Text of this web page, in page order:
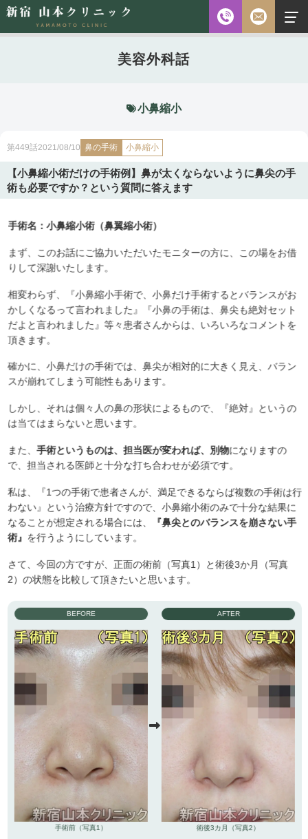
お電話
ご予約前に必ず下記のページをご確認ください。
ご予約について
※初診の方専用
ご予約・
お問い合わせ
美容外科話
小鼻縮小
第449話2021/08/10 鼻の手術 小鼻縮小
【小鼻縮小術だけの手術例】鼻が太くならないように鼻尖の手
術も必要ですか？という質問に答えます
手術名：小鼻縮小術（鼻翼縮小術）
まず、このお話にご協力いただいたモニターの方に、この場をお借
りして深謝いたします。
相変わらず、『小鼻縮小手術で、小鼻だけ手術するとバランスがお
かしくなるって言われました』『小鼻の手術は、鼻尖も絶対セット
だよと言われました』等々患者さんからは、いろいろなコメントを
頂きます。
確かに、小鼻だけの手術では、鼻尖が相対的に大きく見え、バラン
スが崩れてしまう可能性もあります。
しかし、それは個々人の鼻の形状によるもので、『絶対』というの
は当てはまらないと思います。
また、手術というものは、担当医が変われば、別物になりますの
で、担当される医師と十分な打ち合わせが必須です。
私は、『1つの手術で患者さんが、満足できるならば複数の手術は行
わない』という治療方針ですので、小鼻縮小術のみで十分な結果に
なることが想定される場合には、 『鼻尖とのバランスを崩さない手
術』 を行うようにしています。
さて、今回の方ですが、正面の術前（写真1）と術後3か月（写真
2）の状態を比較して頂きたいと思います。
BEFORE
手術前（写真1）
AFTER
術後3カ月（写真2）